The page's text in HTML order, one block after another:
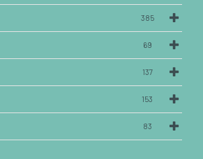
385
69
137
153
83